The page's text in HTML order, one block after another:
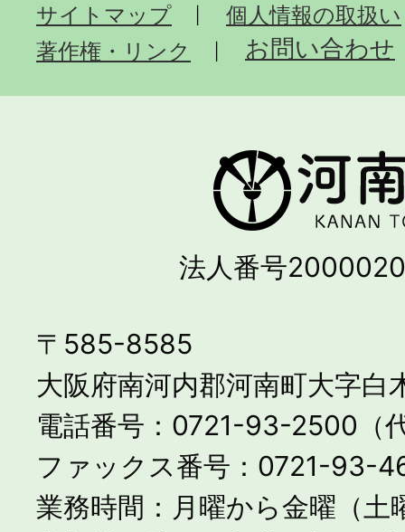
サイトマップ
個人情報の取扱い
著作権・リンク
お問い合わせ
法人番号
〒585-8585
大阪府南河内郡河南町大字白
電話番号：0721-93-2500（
ファックス番号：0721-93-
業務時間：月曜から金曜（土